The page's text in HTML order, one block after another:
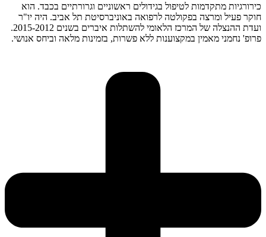
כירורגיות מתקדמות לטיפול בגידולים ראשוניים וגרורתיים בכבד. הוא
חוקר פעיל ומרצה בפקולטה לרפואה באוניברסיטת תל אביב. היה יו"ר
ועדת ההנצלה של המרכז הלאומי להשתלות איברים בשנים 2015-2012.
פרופ' נחמני מאמין במקצוענות ללא פשרות, בזמינות מלאה וביחס אנושי.